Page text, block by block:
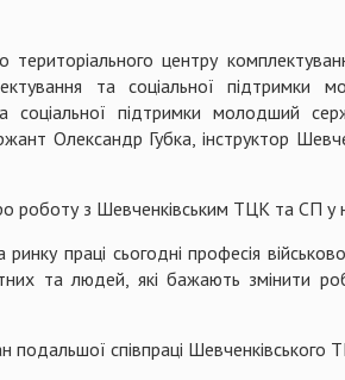
територіального центру
та соціальної
соціальної підтримки молодший
Олександр Губка, інструктор
роботу з Шевченківським ТЦК та СП у
праці сьогодні професія
та людей, які бажають змінити
подальшої співпраці